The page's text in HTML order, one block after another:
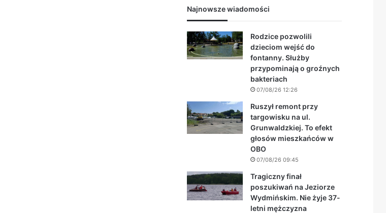
Najnowsze wiadomości
Rodzice pozwolili
dzieciom wejść do
fontanny. Służby
przypominają o groźnych
bakteriach
07/08/26 12:26
Ruszył remont przy
targowisku na ul.
Grunwaldzkiej. To efekt
głosów mieszkańców w
OBO
07/08/26 09:45
Tragiczny finał
poszukiwań na Jeziorze
Wydmińskim. Nie żyje 37-
letni mężczyzna